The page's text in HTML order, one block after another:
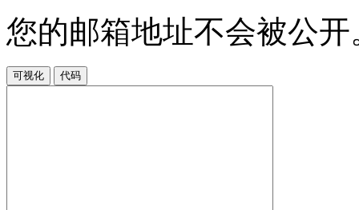
您的邮箱地址不会被公开
可视化 代码